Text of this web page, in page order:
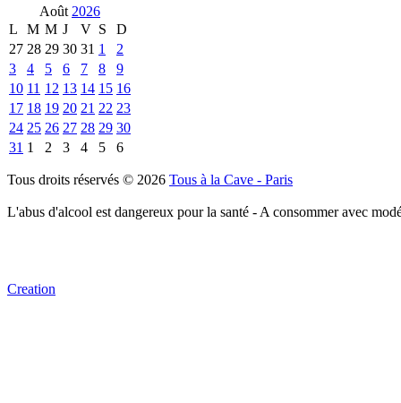
Août 2026
L
M M J V S
D
27 28 29 30 31 1
2
3
4 5 6 7 8
9
10 11 12 13 14 15 16
17 18 19 20 21 22 23
24 25 26 27 28 29 30
31 1 2 3 4 5 6
Tous droits réservés © 2026 Tous à la Cave - Paris
L'abus d'alcool est dangereux pour la santé - A consommer avec
Creation